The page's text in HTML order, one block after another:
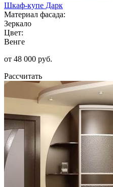
Шкаф-купе Дарк
Материал фасада:
Зеркало
Цвет:
Венге
от 48 000 руб.
Рассчитать